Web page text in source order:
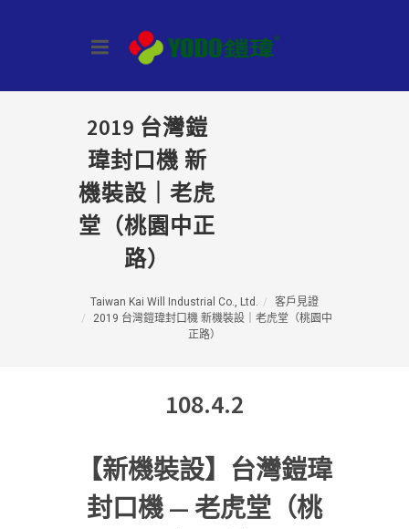
2019 台灣鎧
瑋封口機 新
機裝設｜老虎
堂（桃園中正
路）
Taiwan Kai Will Industrial Co., Ltd.
客戶見證
2019 台灣鎧瑋封口機 新機裝設｜老虎堂（桃園中
正路）
108.4.2
【新機裝設】台灣鎧瑋
封口機 — 老虎堂（桃